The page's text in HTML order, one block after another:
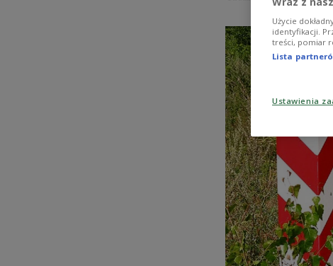
Użycie
identyfikacji.
treści, pomiar
Lista
Ustawienia